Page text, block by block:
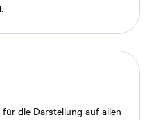
die Darstellung auf allen